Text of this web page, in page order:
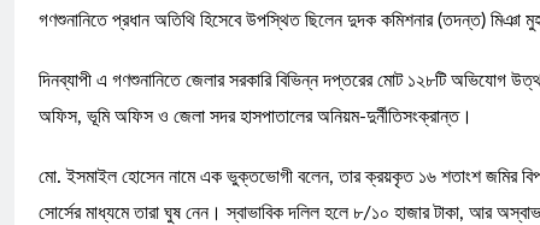
গণশুনানিতে প্রধান অতিথি হিসেবে উপস্থিত ছিলেন দুদক কমিশনার (তদন্ত) মিঞা
দিনব্যাপী এ গণশুনানিতে জেলার সরকারি বিভিন্ন দপ্তরের মোট ১২৮টি অভিযোগ
অফিস, ভূমি অফিস ও জেলা সদর হাসপাতালের অনিয়ম-দুর্নীতিসংক্রান্ত।
মো. ইসমাইল হোসেন নামে এক ভুক্তভোগী বলেন, তার ক্রয়কৃত ১৬ শতাংশ জমির
সোর্সের মাধ্যমে তারা ঘুষ নেন। স্বাভাবিক দলিল হলে ৮/১০ হাজার টাকা, আর